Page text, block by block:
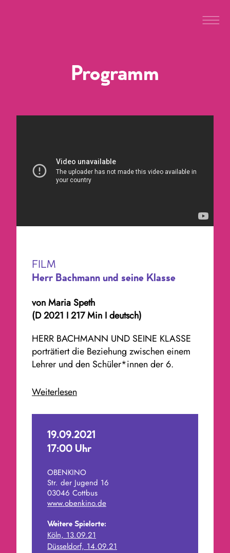
Programm
FILM
Herr Bachmann und seine Klasse
von Maria Speth
(D 2021 I 217 Min I deutsch)
HERR BACHMANN UND SEINE KLASSE
porträtiert die Beziehung zwischen einem
Lehrer und den Schüler*innen der 6.
sozialen und kulturellen Erfahrungen.
Klasse erzählt der Film ganz beiläufig von
den Strukturen einer kleinen,
westdeutschen Industriestadt, deren
Geschichte bis zurück in die NS-Zeit von
Migration geprägt ist.
Der Dokumentarfilm wurde auf der
Berlinale 2021 mit dem Silbernen Bären
Weiterlesen
19.09.2021
17:00 Uhr
OBENKINO
Str. der Jugend 16
03046 Cottbus
www.obenkino.de
Weitere Spielorte:
Köln, 13.09.21
Düsseldorf, 14.09.21